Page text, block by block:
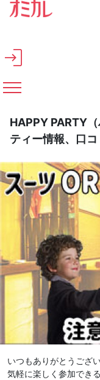
メインコンテンツへスキッ
HAPPY PARTY
ティー情報、口
いつもありがとうござ
気軽に楽しく参加でき